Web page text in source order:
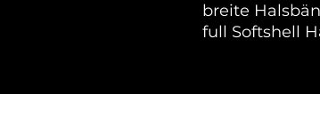
breite
full Softshell